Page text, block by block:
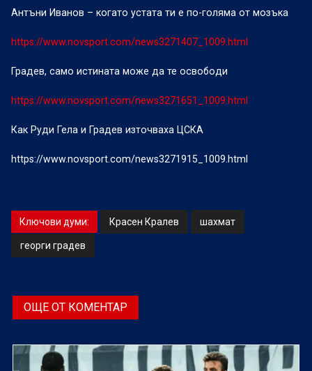
Антъни Иванов – когато устата ти е по-голяма от мозъка
https://www.novsport.com/news3271407_1009.html
Градев, само истината може да те освободи
https://www.novsport.com/news3271651_1009.html
Как Руди Гела и Градев източваха ЦСКА
https://www.novsport.com/news3271915_1009.html
Ключови думи: Красен Кралев шахмат
георги градев
ОЩЕ ОТ КОМЕНТАР